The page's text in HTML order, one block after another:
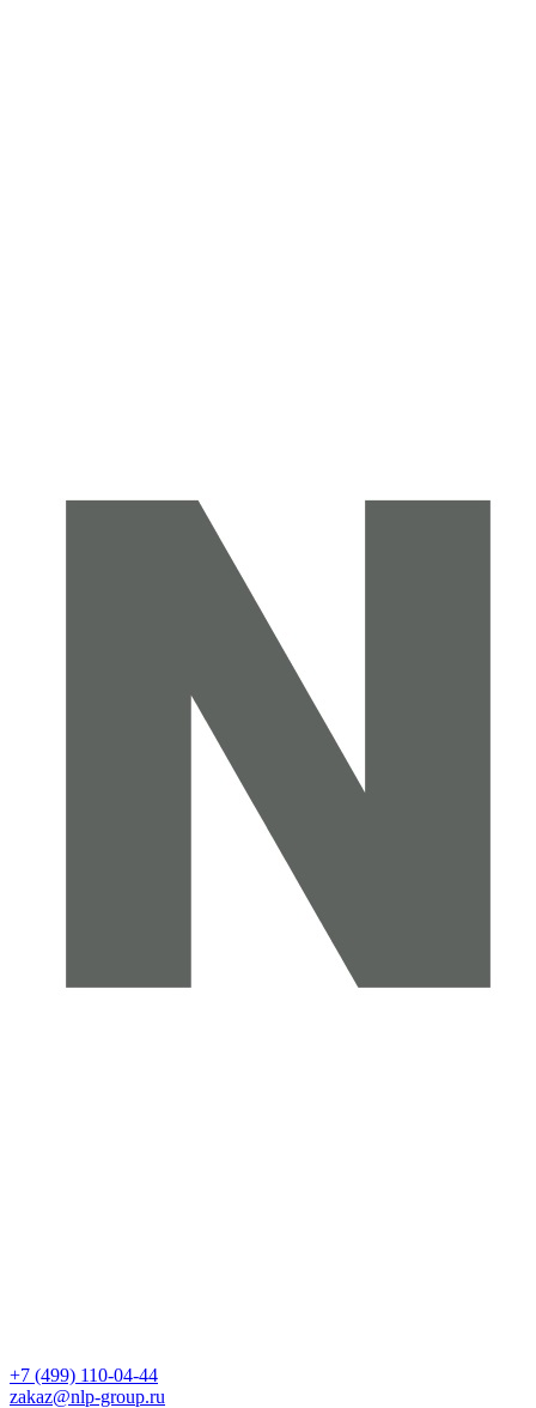
+7 (499) 110-04-44
zakaz@nlp-group.ru